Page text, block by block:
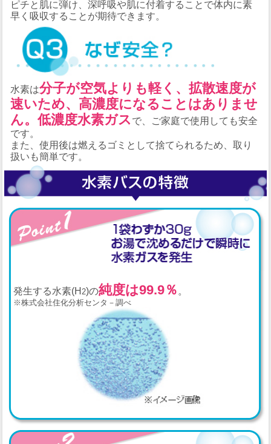
ピチと肌に弾け、深呼吸や肌に付着することで体内に素
早く吸収することが期待できます。
水素は分子が空気よりも軽く、拡散速度が
速いため、高濃度になることはありませ
ん。低濃度水素ガス で、ご家庭で使用しても安全
です。
また、使用後は燃えるゴミとして捨てられるため、取り
扱いも簡単です。
発生する水素(H 2)の純度は99.9％ 。
※株式会社住化分析センタ－調べ